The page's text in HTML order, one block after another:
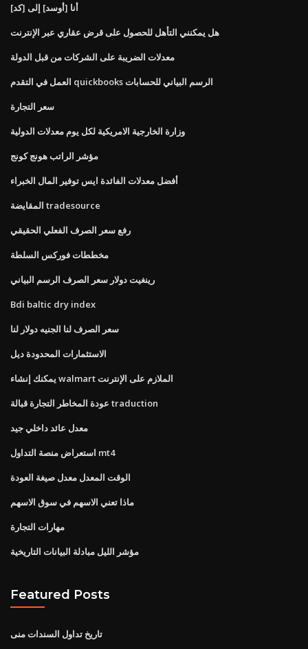
أنا [أوسد] إلى [كد]
هل يمكنني التأهل للحصول على قرض عقاري عبر الإنترنت
معدلات الضريبة على الشركات من قبل الدولة
العمل في التقدم quickbooks الرسم البياني للحسابات
سعر التجارة
وزارة الخارجية الامريكية لكل يوم معدلات الدولية
مؤشر الراتب هونج كونج
أفضل معدلات الفائدة ايس توفير المال الخبراء
المقايضة tradesource
رفع سعر الصرف الفعلي الحقيقي
مخططات فوركس السلطة
رينغيت دولار سعر الصرف الرسم البياني
Bdi baltic dry index
سعر الصرف لنا الجنيه دولار لنا
الاستثمارات المحدودة ديل
يمكنك إنشاء walmart الملازم على الإنترنت
عودة المخاطر التجارة قبالة traduction
معدل عائد داخلي جيد
استعراض منصة التداول mt4
الوقت المعدل معدل صيغة العودة
ماذا تعني الاسهم في سوق الاسهم
مهارات التجارة
مؤشر الليل مبادلة البيانات التاريخية
Featured Posts
تاريخ تداول السندات منى